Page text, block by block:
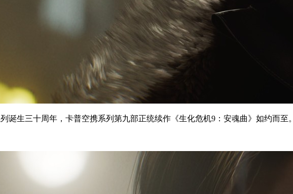
诞生三十周年，卡普空携系列第九部正统续作《生化危机9：安魂曲》如约而至。